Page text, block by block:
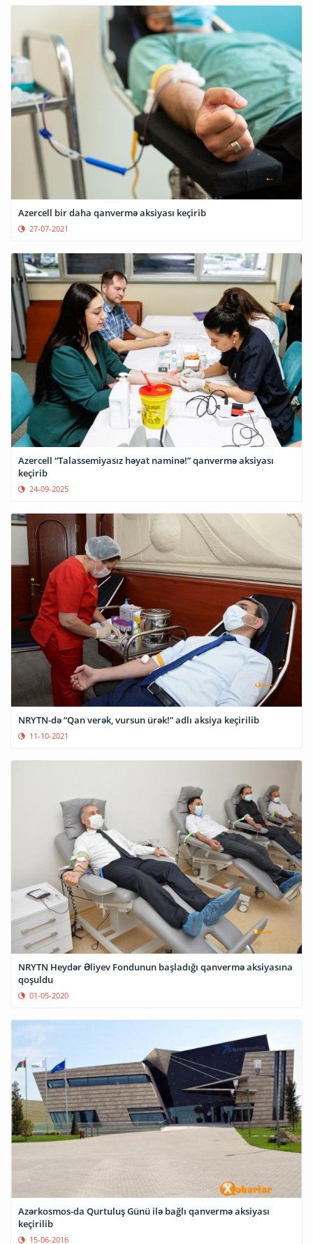
Azercell bir daha qanvermə aksiyası keçirib
27-07-2021
Azercell “Talassemiyasız həyat naminə!” qanvermə aksiyası
keçirib
24-09-2025
NRYTN-də “Qan verək, vursun ürək!” adlı aksiya keçirilib
11-10-2021
NRYTN Heydər Əliyev Fondunun başladığı qanvermə aksiyasına
qoşuldu
01-05-2020
Azərkosmos-da Qurtuluş Günü ilə bağlı qanvermə aksiyası
keçirilib
15-06-2016